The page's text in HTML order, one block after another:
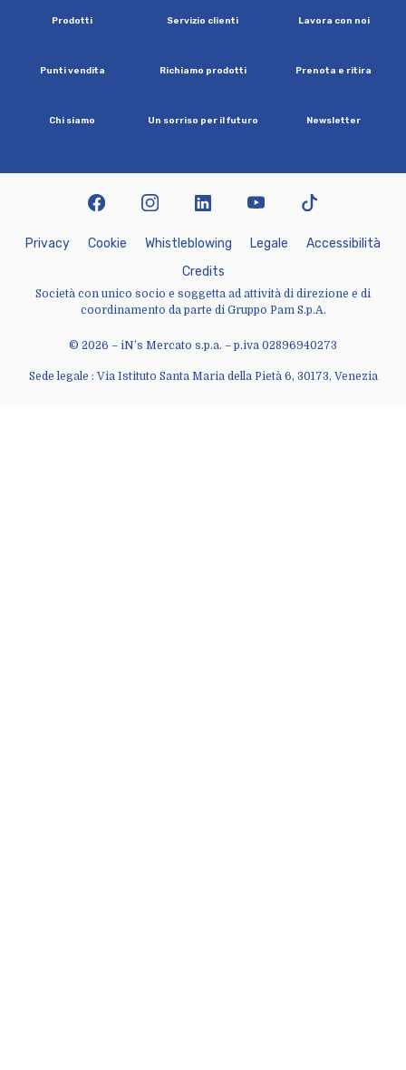
Prodotti Servizio clienti Lavora con noi
Puntivendita Richiamo prodotti Prenota e ritira
Chi siamo Un sorriso per ilfuturo Newsletter
© 2026 – iN’s Mercato s.p.a. – p.iva 02896940273
Sede legale : Via Istituto Santa Maria della Pietà 6, 30173, Venezia
Privacy Cookie Whist eb owing Lega e Accessibi ità
Credits
Società con unico socio e soggetta ad attività di direzione e di
coordinamento da parte di Gruppo Pam S.p.A.
facebookinstagramlinkedin youtubetiktok